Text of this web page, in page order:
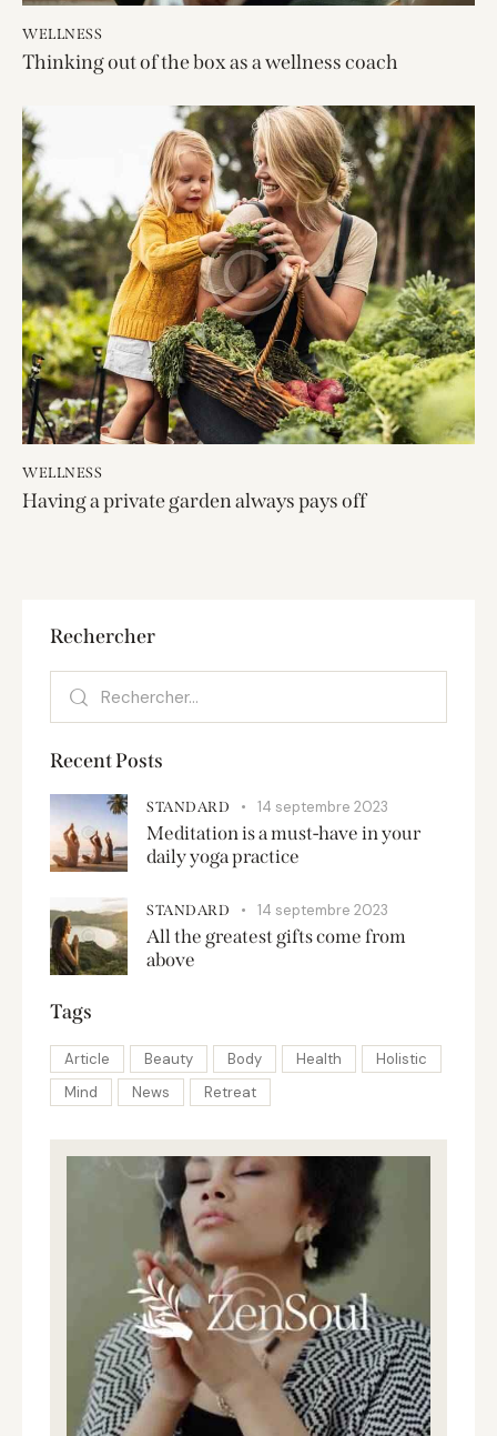
WELLNESS
Thinking out of the box as a wellness coach
WELLNESS
Having a private garden always pays off
Rechercher
Recent Posts
STANDARD 14 septembre 2023
Meditation is a must-have in your
daily yoga practice
STANDARD 14 septembre 2023
All the greatest gifts come from
above
Tags
Article Beauty Body Health
Holistic
Mind
News Retreat